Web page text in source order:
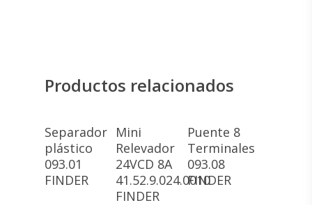
Productos relacionados
Separador
plástico
093.01
FINDER
Mini
Relevador
24VCD 8A
41.52.9.024.0010
FINDER
Puente 8
Terminales
093.08
FINDER